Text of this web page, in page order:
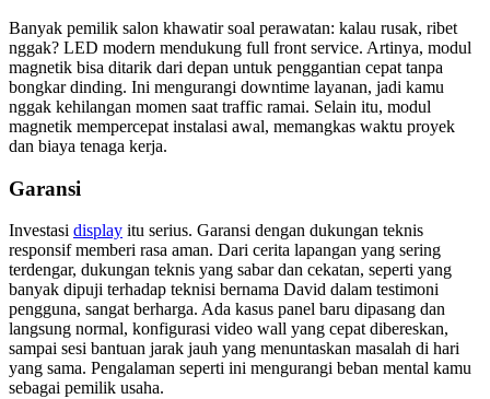
Banyak pemilik salon khawatir soal perawatan: kalau rusak, ribet
nggak? LED modern mendukung full front service. Artinya, modul
magnetik bisa ditarik dari depan untuk penggantian cepat tanpa
bongkar dinding. Ini mengurangi downtime layanan, jadi kamu
nggak kehilangan momen saat traffic ramai. Selain itu, modul
magnetik mempercepat instalasi awal, memangkas waktu proyek
dan biaya tenaga kerja.
Garansi
Investasi display itu serius. Garansi dengan dukungan teknis
responsif memberi rasa aman. Dari cerita lapangan yang sering
terdengar, dukungan teknis yang sabar dan cekatan, seperti yang
banyak dipuji terhadap teknisi bernama David dalam testimoni
pengguna, sangat berharga. Ada kasus panel baru dipasang dan
langsung normal, konfigurasi video wall yang cepat dibereskan,
sampai sesi bantuan jarak jauh yang menuntaskan masalah di hari
yang sama. Pengalaman seperti ini mengurangi beban mental kamu
sebagai pemilik usaha.